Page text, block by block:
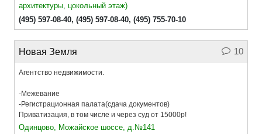
архитектуры, цокольный этаж)
(495) 597-08-40, (495) 597-08-40, (495) 755-70-10
10
Новая Земля
Агентство недвижимости.
-Межевание
-Регистрационная палата(сдача документов)
Приватизация, в том числе и через суд от 15000р!
Одинцово, Можайское шоссе, д.№141